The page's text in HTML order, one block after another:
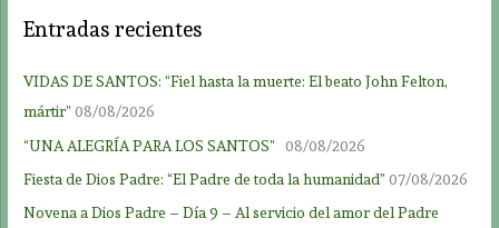
Entradas recientes
VIDAS DE SANTOS: “Fiel hasta la muerte: El beato John Felton,
mártir” 08/08/2026
“UNA ALEGRÍA PARA LOS SANTOS”
08/08/2026
Fiesta de Dios Padre: “El Padre de toda la humanidad” 07/08/2026
Novena a Dios Padre – Día 9 – Al servicio del amor del Padre